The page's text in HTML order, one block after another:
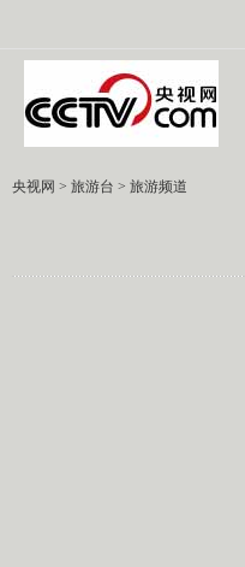
央视网 > 旅游台 > 旅游频道